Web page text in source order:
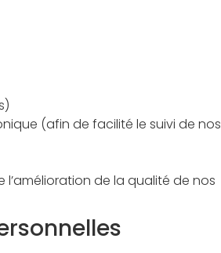
(afin de facilité le suivi de nos
l’amélioration de la qualité de nos